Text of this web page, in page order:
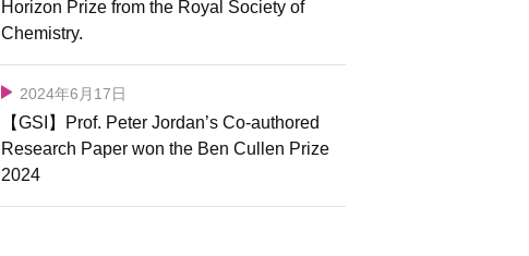
Horizon Prize from the Royal Society of
Chemistry.
2024年6月17日
【GSI】Prof. Peter Jordan’s Co-authored
Research Paper won the Ben Cullen Prize
2024